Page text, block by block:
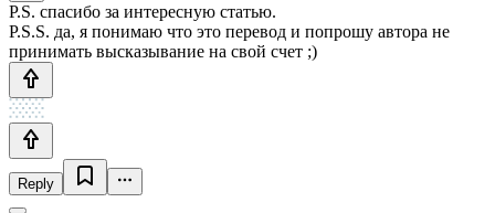
P.S. спасибо за интересную статью.
P.S.S. да, я понимаю что это перевод и попрошу автора не
принимать высказывание на свой счет ;)
Reply